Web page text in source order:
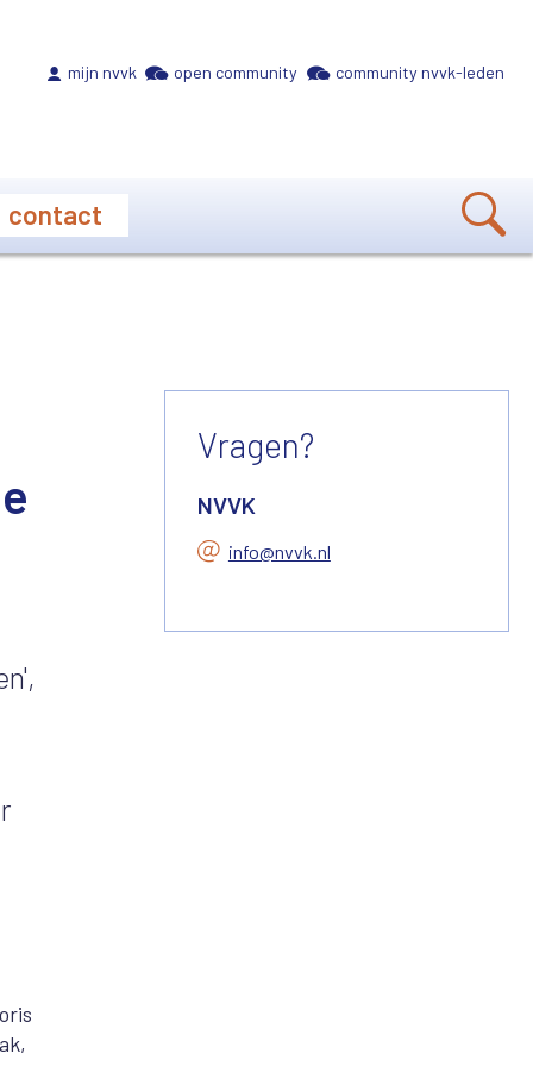
mijn nvvk open community community nvvk-leden
contact
Vragen?
NVVK
info@nvvk.nl